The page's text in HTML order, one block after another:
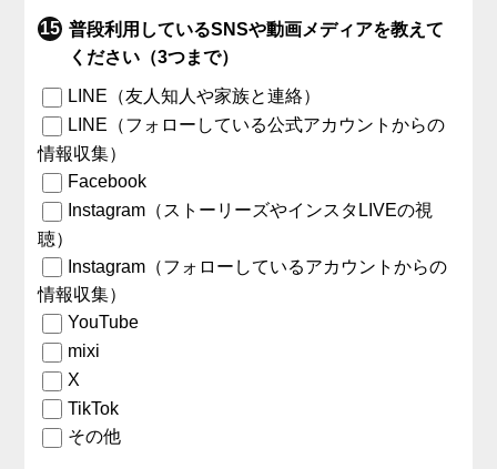
普段利用しているSNSや動画メディアを教えて
ください（3つまで）
LINE（友人知人や家族と連絡）
LINE（フォローしている公式アカウントからの
情報収集）
Facebook
Instagram（ストーリーズやインスタLIVEの視
聴）
Instagram（フォローしているアカウントからの
情報収集）
YouTube
mixi
X
TikTok
その他